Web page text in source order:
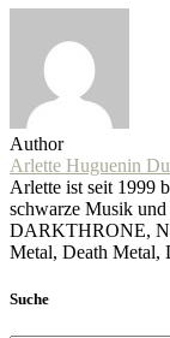
Author
Arlette Huguenin
Arlette ist seit 1999
schwarze Musik
DARKTHRONE,
Metal, Death Metal,
Suche